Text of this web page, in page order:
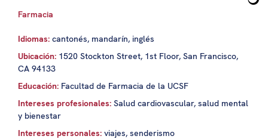
Farmacia
Idiomas: cantonés, mandarín, inglés
Ubicación: 1520 Stockton Street, 1st Floor, San Francisco,
CA 94133
Educación: Facultad de Farmacia de la UCSF
Intereses profesionales: Salud cardiovascular, salud mental
y bienestar
Intereses personales: viajes, senderismo